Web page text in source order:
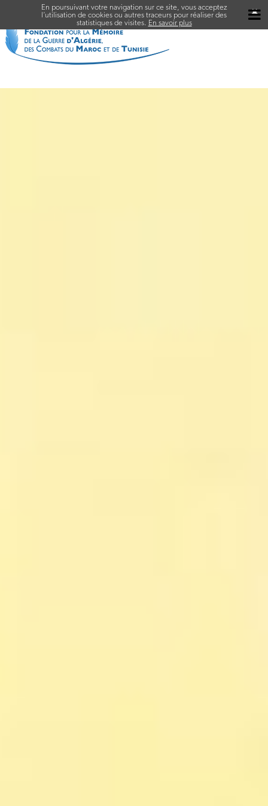
En poursuivant votre navigation sur ce site, vous acceptez
l’utilisation de cookies ou autres traceurs pour réaliser des
statistiques de visites. En savoir plus
✖